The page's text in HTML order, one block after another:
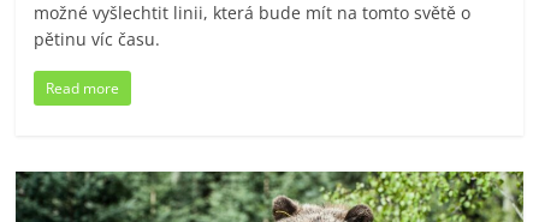
možné vyšlechtit linii, která bude mít na tomto světě o
pětinu víc času.
Read more